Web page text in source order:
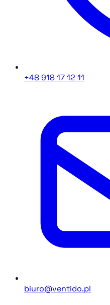
+48 918 17 12 11
biuro@ventido.pl